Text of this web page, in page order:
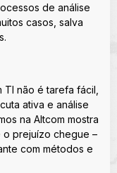
de análise
casos, salva
não é tarefa fácil,
ativa e análise
na Altcom mostra
prejuízo chegue –
com métodos e